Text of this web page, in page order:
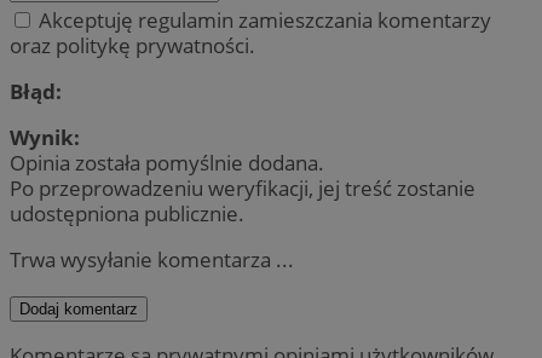
Akceptuję regulamin zamieszczania komentarzy
oraz politykę prywatności.
Błąd:
Wynik:
Opinia została pomyślnie dodana.
Po przeprowadzeniu weryfikacji, jej treść zostanie
udostępniona publicznie.
Trwa wysyłanie komentarza ...
Dodaj komentarz